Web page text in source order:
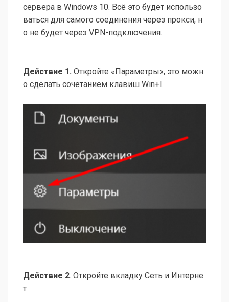
сервера в Windows 10. Всё это будет использо
ваться для самого соединения через прокси, н
о не будет через VPN-подключения.
Действие 1. Откройте «Параметры», это можн
о сделать сочетанием клавиш Win+I.
Действие 2. Откройте вкладку Сеть и Интерне
т